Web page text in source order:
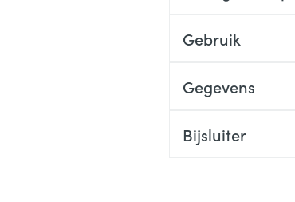
Gebruik
Gegevens
Bijsluiter